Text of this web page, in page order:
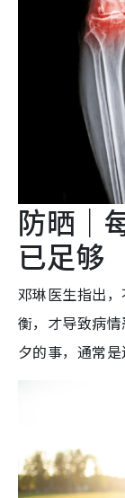
防晒｜
已足够
邓琳医生指出
衡，才导致病
夕的事，通常